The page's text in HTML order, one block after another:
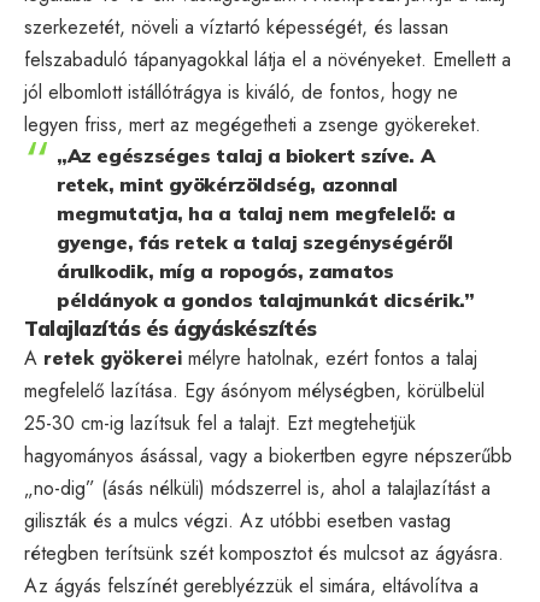
szerkezetét, növeli a víztartó képességét, és lassan
felszabaduló tápanyagokkal látja el a növényeket. Emellett a
jól elbomlott istállótrágya is kiváló, de fontos, hogy ne
legyen friss, mert az megégetheti a zsenge gyökereket.
„Az egészséges talaj a biokert szíve. A
retek, mint gyökérzöldség, azonnal
megmutatja, ha a talaj nem megfelelő: a
gyenge, fás retek a talaj szegénységéről
árulkodik, míg a ropogós, zamatos
példányok a gondos talajmunkát dicsérik.”
Talajlazítás és ágyáskészítés
A retek gyökerei mélyre hatolnak, ezért fontos a talaj
megfelelő lazítása. Egy ásónyom mélységben, körülbelül
25-30 cm-ig lazítsuk fel a talajt. Ezt megtehetjük
hagyományos ásással, vagy a biokertben egyre népszerűbb
„no-dig” (ásás nélküli) módszerrel is, ahol a talajlazítást a
giliszták és a mulcs végzi. Az utóbbi esetben vastag
rétegben terítsünk szét komposztot és mulcsot az ágyásra.
Az ágyás felszínét gereblyézzük el simára, eltávolítva a